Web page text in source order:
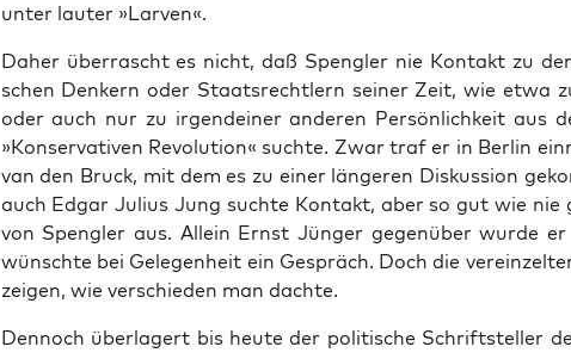
unter lau­ter »Lar­ven«.
Daher über­rascht es nicht, daß Speng­ler nie Kon­takt zu
schen Den­kern oder Staats­recht­lern sei­ner Zeit, wie etwa
oder auch nur zu irgend­ei­ner ande­ren Per­sön­lich­keit aus
»Kon­ser­va­ti­ven Revo­lu­ti­on« such­te. Zwar traf er in Ber­lin
van den Bruck, mit dem es zu einer län­ge­ren Dis­kus­si­on
auch Edgar Juli­us Jung such­te Kon­takt, aber so gut wie nie
von Speng­ler aus. Allein Ernst Jün­ger gegen­über wur­de
wünsch­te bei Gele­gen­heit ein Gespräch. Doch die
zei­gen, wie ver­schie­den man dachte.
Den­noch über­la­gert bis heu­te der poli­ti­sche Schrift­stel­ler